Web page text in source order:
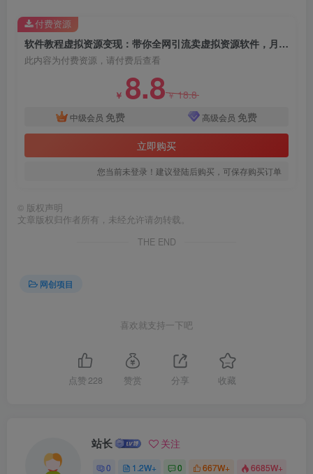
软件教程虚拟资源变现：带你全网引流卖虚拟资源软件，月入过万（11节课）
此内容为付费资源，请付费后查看
￥ 8.8￥18.8
中级会员 免费 高级会员 免费
立即购买
您当前未登录！建议登陆后购买，可保存购买订单
付费资源
© 版权声明
文章版权归作者所有，未经允许请勿转载。
THE END
网创项目
喜欢就支持一下吧
点赞 228 赞赏 分享 收藏
站长 关注
0 1.2W+ 0 667W+ 6685W+